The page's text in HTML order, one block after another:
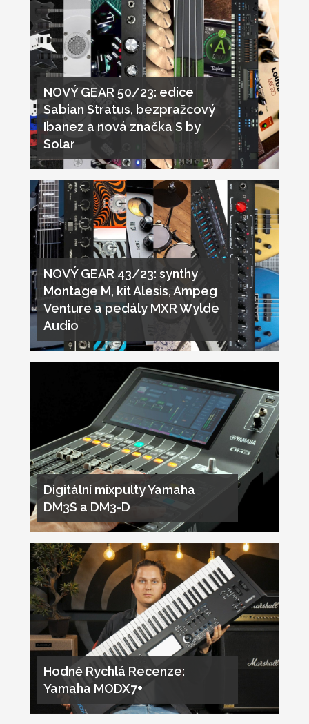
NOVÝ GEAR 50/23: edice
Sabian Stratus, bezpražcový
Ibanez a nová značka S by
Solar
NOVÝ GEAR 43/23: synthy
Montage M, kit Alesis, Ampeg
Venture a pedály MXR Wylde
Audio
Digitální mixpulty Yamaha
DM3S a DM3-D
Hodně Rychlá Recenze:
Yamaha MODX7+